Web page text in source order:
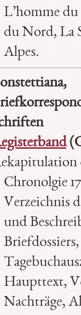
L’homme
du Nord, La
Alpes.
Chronolgie
Verzeichnis
und
Haupttext,
Nachträge,